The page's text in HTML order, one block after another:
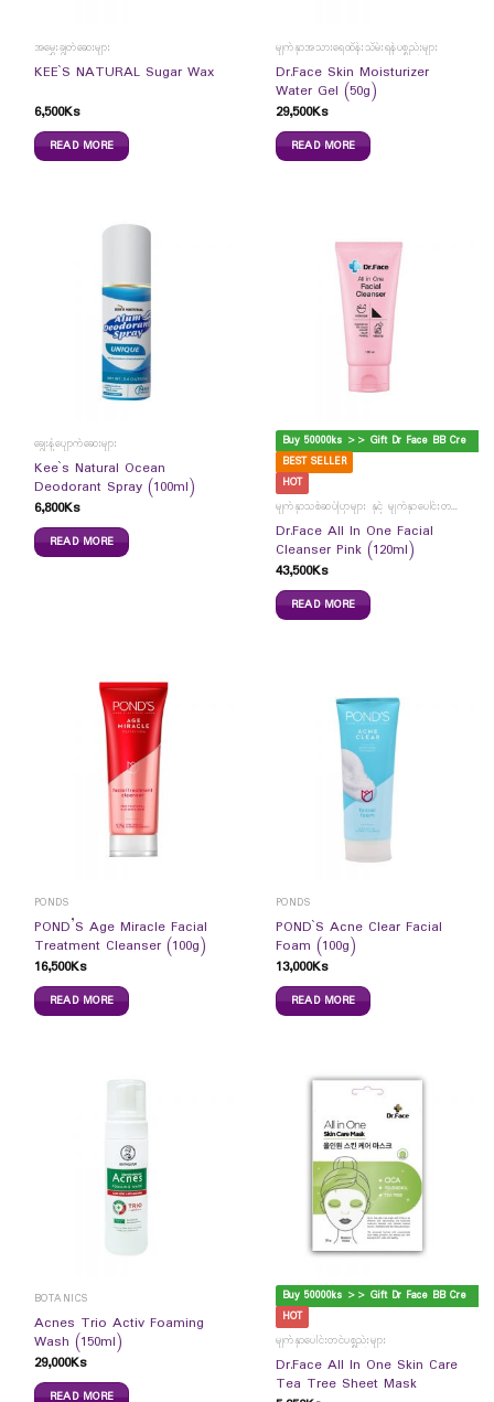
အမွှေးချွတ်ဆေးများ
KEE`S NATURAL Sugar Wax
6,500Ks
READ MORE
မျက်နှာအသားရေထိန်းသိမ်းရန်ပစ္စည်းများ
Dr.Face Skin Moisturizer
Water Gel (50g)
29,500Ks
READ MORE
ချွေးနံ့ပျောက်ဆေးများ
Kee`s Natural Ocean
Deodorant Spray (100ml)
6,800Ks
READ MORE
B
uy 50000ks >> Gift Dr Face BB Cream
BEST SELLER
HOT
မျက်နှာသစ်ဆပ်ပြာများ နှင့် မျက်နှာပေါင်းတင်ကပ်ခွာများ
Dr.Face All In One Facial
Cleanser Pink (120ml)
43,500Ks
READ MORE
PONDS
POND’S Age Miracle Facial
Treatment Cleanser (100g)
16,500Ks
READ MORE
PONDS
POND`S Acne Clear Facial
Foam (100g)
13,000Ks
READ MORE
BOTANICS
Acnes Trio Activ Foaming
Wash (150ml)
29,000Ks
READ MORE
B
uy 50000ks >> Gift Dr Face BB Cream
HOT
မျက်နှာပေါင်းတင်ပစ္စည်းများ
Dr.Face All In One Skin Care
Tea Tree Sheet Mask